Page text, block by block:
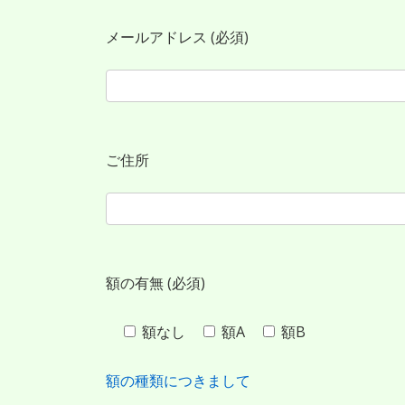
メールアドレス (必須)
ご住所
額の有無 (必須)
額なし 額A 額B
額の種類につきまして